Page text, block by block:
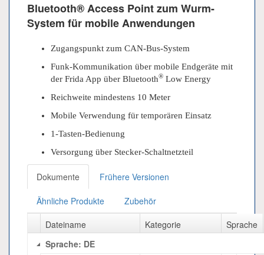
Bluetooth® Access Point zum Wurm-
System für mobile Anwendungen
Zugangspunkt zum CAN-Bus-System
Funk-Kommunikation über mobile Endgeräte mit
der Frida App über Bluetooth® Low Energy
Reichweite mindestens 10 Meter
Mobile Verwendung für temporären Einsatz
1-Tasten-Bedienung
Versorgung über Stecker-Schaltnetzteil
Dokumente Frühere Versionen
Ähnliche Produkte
Zubehör
Dateiname
Kategorie
Sprache
Sprache: DE